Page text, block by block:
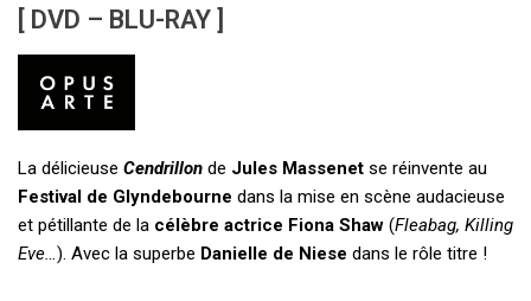
[ DVD – BLU-RAY ]
La délicieuse Cendrillon de Jules Massenet se réinvente au
Festival de Glyndebourne dans la mise en scène audacieuse
et pétillante de la célèbre actrice Fiona Shaw (Fleabag, Killing
Eve…). Avec la superbe Danielle de Niese dans le rôle titre !